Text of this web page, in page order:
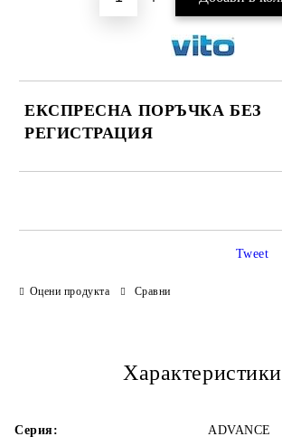
ЕКСПРЕСНА ПОРЪЧКА БЕЗ
РЕГИСТРАЦИЯ
Оцени продукта Сравни
Tweet
Характеристики
Серия: ADVANCE